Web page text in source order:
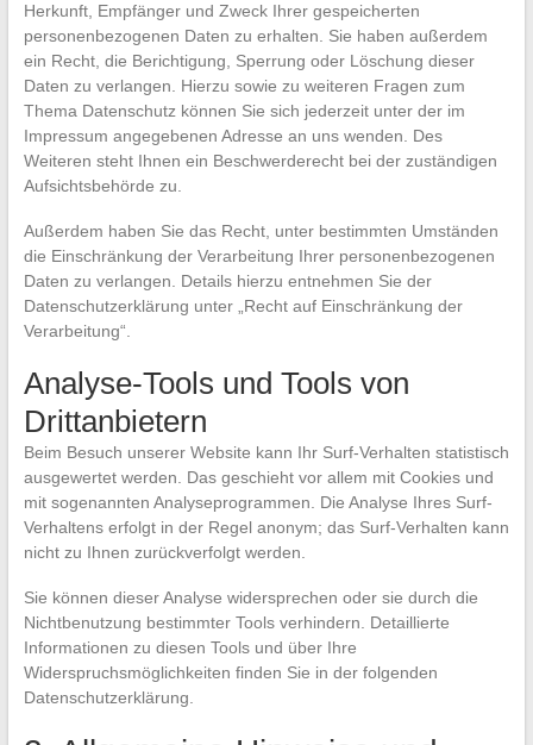
Herkunft, Empfänger und Zweck Ihrer gespeicherten
personenbezogenen Daten zu erhalten. Sie haben außerdem
ein Recht, die Berichtigung, Sperrung oder Löschung dieser
Daten zu verlangen. Hierzu sowie zu weiteren Fragen zum
Thema Datenschutz können Sie sich jederzeit unter der im
Impressum angegebenen Adresse an uns wenden. Des
Weiteren steht Ihnen ein Beschwerderecht bei der zuständigen
Aufsichtsbehörde zu.
Außerdem haben Sie das Recht, unter bestimmten Umständen
die Einschränkung der Verarbeitung Ihrer personenbezogenen
Daten zu verlangen. Details hierzu entnehmen Sie der
Datenschutzerklärung unter „Recht auf Einschränkung der
Verarbeitung“.
Analyse-Tools und Tools von
Drittanbietern
Beim Besuch unserer Website kann Ihr Surf-Verhalten statistisch
ausgewertet werden. Das geschieht vor allem mit Cookies und
mit sogenannten Analyseprogrammen. Die Analyse Ihres Surf-
Verhaltens erfolgt in der Regel anonym; das Surf-Verhalten kann
nicht zu Ihnen zurückverfolgt werden.
Sie können dieser Analyse widersprechen oder sie durch die
Nichtbenutzung bestimmter Tools verhindern. Detaillierte
Informationen zu diesen Tools und über Ihre
Widerspruchsmöglichkeiten finden Sie in der folgenden
Datenschutzerklärung.